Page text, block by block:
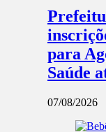
para
Saúde
07/08/2026